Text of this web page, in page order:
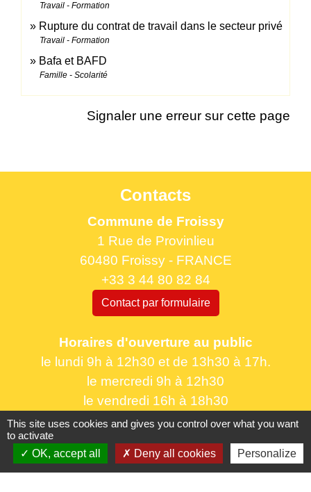
Travail - Formation
Rupture du contrat de travail dans le secteur privé
Travail - Formation
Bafa et BAFD
Famille - Scolarité
Signaler une erreur sur cette page
Contacts
Commune de Froissy
1 Rue de Provinlieu
60480 Froissy - FRANCE
+33 3 44 80 82 84
Contact par formulaire
Horaires d'ouverture au public
le lundi 9h à 12h30 et de 13h30 à 17h.
le mercredi 9h à 12h30
le vendredi 16h à 18h30
This site uses cookies and gives you control over what you want
to activate
OK, accept all
Deny all cookies Personalize